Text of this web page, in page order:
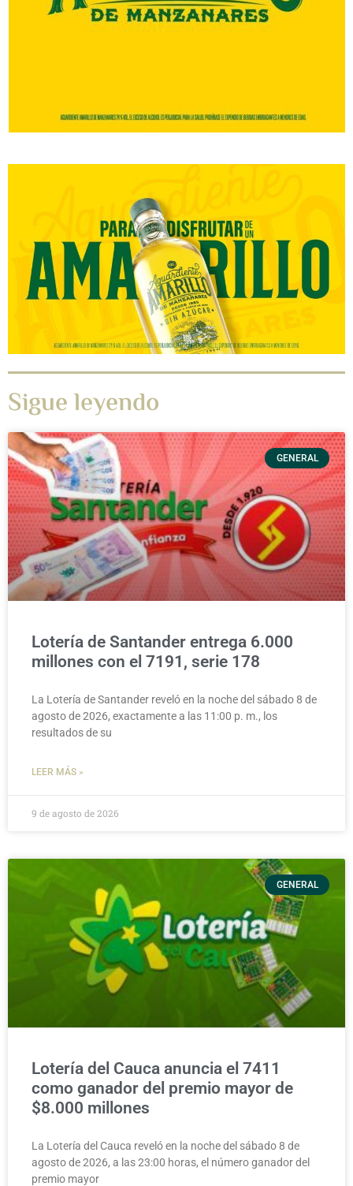
Sigue leyendo
GENERAL
Lotería de Santander entrega 6.000
millones con el 7191, serie 178
La Lotería de Santander reveló en la noche del sábado 8 de
agosto de 2026, exactamente a las 11:00 p. m., los
resultados de su
LEER MÁS »
9 de agosto de 2026
GENERAL
Lotería del Cauca anuncia el 7411
como ganador del premio mayor de
$8.000 millones
La Lotería del Cauca reveló en la noche del sábado 8 de
agosto de 2026, a las 23:00 horas, el número ganador del
premio mayor